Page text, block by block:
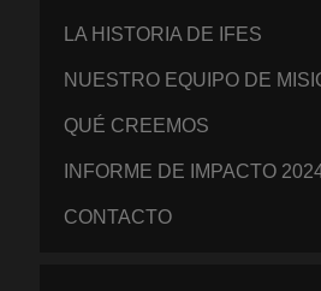
LA HISTORIA DE IFES
NUESTRO EQUIPO DE
QUÉ CREEMOS
INFORME DE IMPACTO
CONTACTO